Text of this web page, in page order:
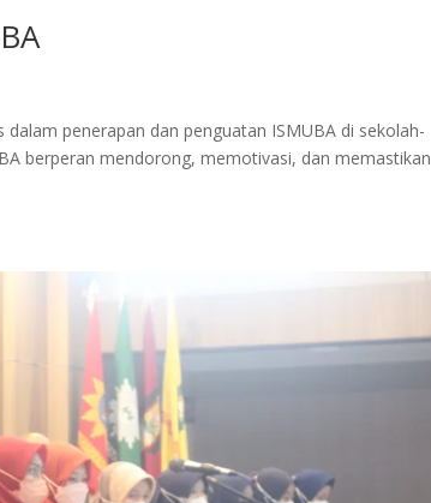
penerapan dan penguatan ISMUBA di sekolah-
berperan mendorong, memotivasi, dan memastikan